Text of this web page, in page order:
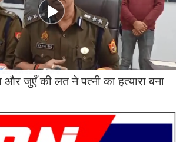
जुएँ की लत ने पत्नी का हत्यारा बना